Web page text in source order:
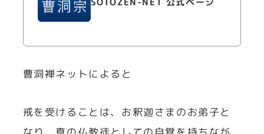
曹洞禅ネットによると
戒を受けることは、お釈迦さまのお弟子と